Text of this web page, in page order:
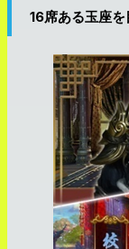
16席ある玉座を